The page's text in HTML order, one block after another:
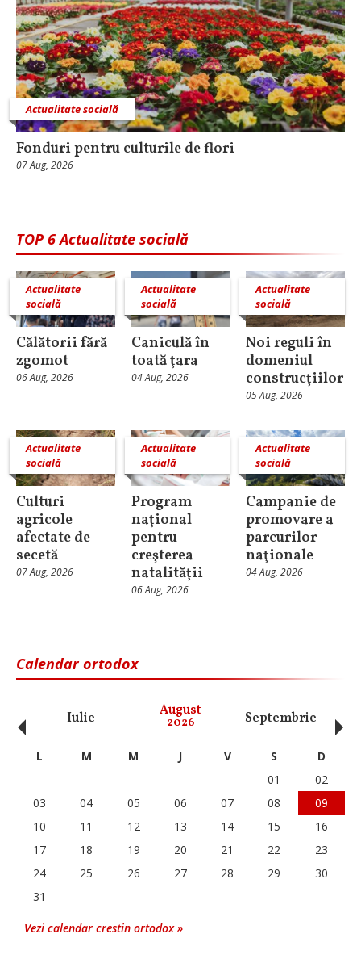
Actualitate socială
Fonduri pentru culturile de flori
07 Aug, 2026
TOP 6 Actualitate socială
Actualitate
socială
Călătorii fără
zgomot
06 Aug, 2026
Actualitate
socială
Caniculă în
toată ţara
04 Aug, 2026
Actualitate
socială
Noi reguli în
domeniul
construcţiilor
05 Aug, 2026
Actualitate
socială
Culturi
agricole
afectate de
secetă
07 Aug, 2026
Actualitate
socială
Program
naţional
pentru
creşterea
natalităţii
06 Aug, 2026
Actualitate
socială
Campanie de
promovare a
parcurilor
naţionale
04 Aug, 2026
Calendar ortodox
Iulie August
2026 Septembrie
‹ L M M J V S
D
01
02
03
04 05 06 07 08
09
10
11 12 13 14 15
16
17
18 19 20 21 22
23
24
25 26 27 28 29
30
31
Vezi calendar crestin ortodox »